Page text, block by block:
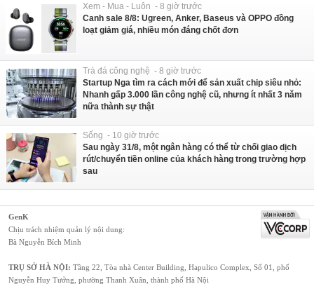
Xem - Mua - Luôn - 8 giờ trước
Canh sale 8/8: Ugreen, Anker, Baseus và OPPO đồng
loạt giảm giá, nhiều món đáng chốt đơn
Trà đá công nghệ - 8 giờ trước
Startup Nga tìm ra cách mới để sản xuất chip siêu nhỏ:
Nhanh gấp 3.000 lần công nghệ cũ, nhưng ít nhất 3 năm
nữa thành sự thật
Sống - 10 giờ trước
Sau ngày 31/8, một ngân hàng có thể từ chối giao dịch
rút/chuyển tiền online của khách hàng trong trường hợp
sau
GenK
Chịu trách nhiệm quản lý nội dung:
Bà Nguyễn Bích Minh
TRỤ SỞ HÀ NỘI: Tầng 22, Tòa nhà Center Building, Hapulico Complex, Số 01, phố
Nguyễn Huy Tưởng, phường Thanh Xuân, thành phố Hà Nội